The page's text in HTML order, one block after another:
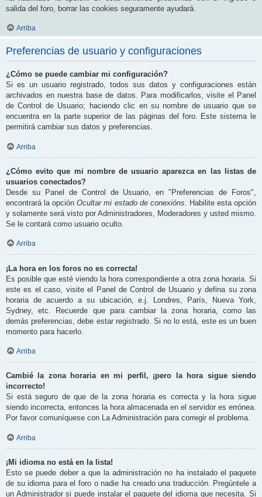
salida del foro, borrar las cookies seguramente ayudará.
Arriba
Preferencias de usuario y configuraciones
¿Cómo se puede cambiar mi configuración?
Si es un usuario registrado, todos sus datos y configuraciones están
archivados en nuestra base de datos. Para modificarlos, visite el Panel
de Control de Usuario; haciendo clic en su nombre de usuario que se
encuentra en la parte superior de las páginas del foro. Este sistema le
permitirá cambiar sus datos y preferencias.
Arriba
¿Cómo evito que mi nombre de usuario aparezca en las listas de
usuarios conectados?
Desde su Panel de Control de Usuario, en "Preferencias de Foros",
encontrará la opciónOcultar mi estado de conexións . Habilite esta opción
y solamente será visto por Administradores, Moderadores y usted mismo.
Se le contará como usuario oculto.
Arriba
¡La hora en los foros no es correcta!
Es posible que esté viendo la hora correspondiente a otra zona horaria. Si
este es el caso, visite el Panel de Control de Usuario y defina su zona
horaria de acuerdo a su ubicación, e.j. Londres, París, Nueva York,
Sydney, etc. Recuerde que para cambiar la zona horaria, como las
demás preferencias, debe estar registrado. Si no lo está, este es un buen
momento para hacerlo.
Arriba
Cambié la zona horaria en mi perfil, ¡pero la hora sigue siendo
incorrecto!
Si está seguro de que de la zona horaria es correcta y la hora sigue
siendo incorrecta, entonces la hora almacenada en el servidor es errónea.
Por favor comuníquese con La Administración para corregir el problema.
Arriba
¡Mi idioma no está en la lista!
Esto se puede deber a que la administración no ha instalado el paquete
de su idioma para el foro o nadie ha creado una traducción. Pregúntele a
un Administrador si puede instalar el paquete del idioma que necesita. Si